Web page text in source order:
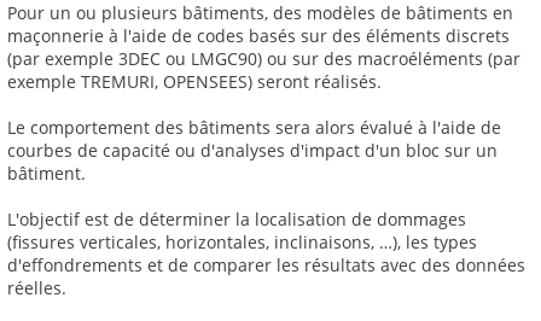
Pour un ou plusieurs bâtiments, des modèles de bâtiments en
maçonnerie à l'aide de codes basés sur des éléments discrets
(par exemple 3DEC ou LMGC90) ou sur des macroéléments (par
exemple TREMURI, OPENSEES) seront réalisés.
Le comportement des bâtiments sera alors évalué à l'aide de
courbes de capacité ou d'analyses d'impact d'un bloc sur un
bâtiment.
L'objectif est de déterminer la localisation de dommages
(fissures verticales, horizontales, inclinaisons, …), les types
d'effondrements et de comparer les résultats avec des données
réelles.